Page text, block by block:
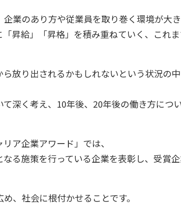
業のあり方や従業員を取り巻く環境が大き
昇給」「昇格」を積み重ねていく、これ
放り出されるかもしれないという状況の
深く考え、10年後、20年後の働き方につ
ア企業アワード」では、
る施策を行っている企業を表彰し、受賞
、社会に根付かせることです。